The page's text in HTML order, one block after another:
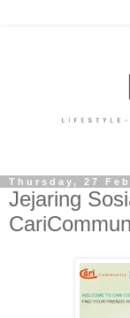
Thursday, 27
Jejaring